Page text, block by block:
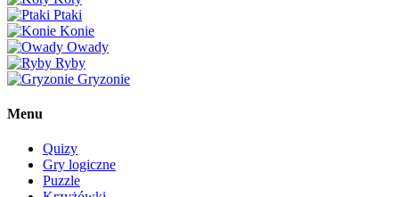
Ptaki
Konie
Owady
Ryby
Gryzonie
Menu
Quizy
Gry logiczne
Puzzle